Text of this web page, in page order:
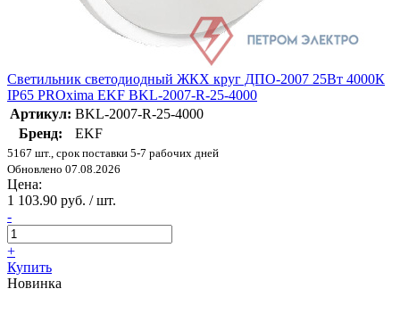
Светильник светодиодный ЖКХ круг ДПО-2007 25Вт 4000К
IP65 PROxima EKF BKL-2007-R-25-4000
Артикул: BKL-2007-R-25-4000
Бренд:
EKF
5167 шт., срок поставки 5-7 рабочих дней
Обновлено 07.08.2026
Цена:
1 103.90 руб. / шт.
-
+
Купить
Новинка